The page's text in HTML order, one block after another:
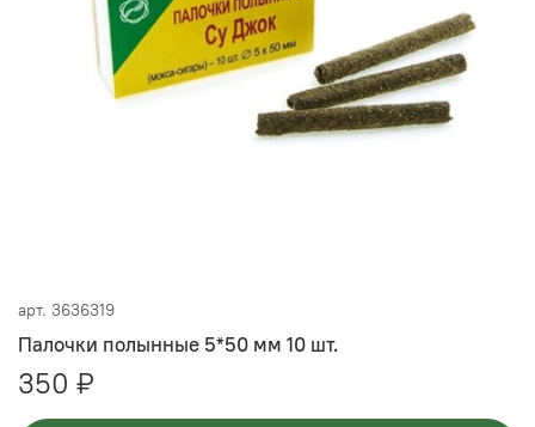
арт. 3636319
Палочки полынные 5*50 мм 10 шт.
350 ₽